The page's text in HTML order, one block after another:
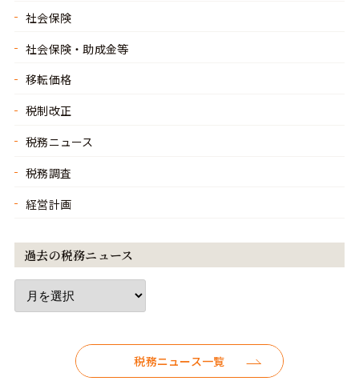
社会保険
社会保険・助成金等
移転価格
税制改正
税務ニュース
税務調査
経営計画
過去の税務ニュース
税務ニュース一覧